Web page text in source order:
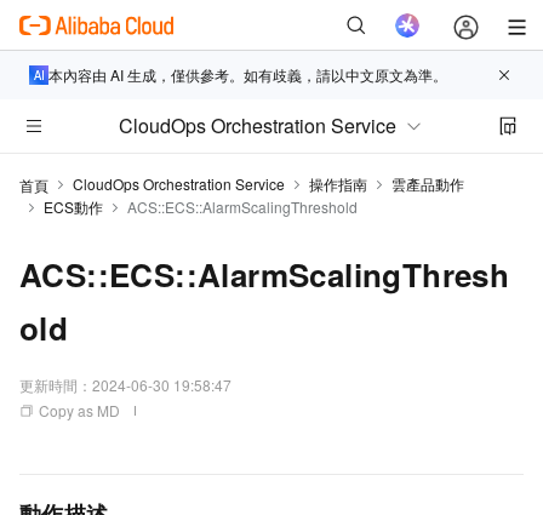
本內容由 AI 生成，僅供參考。如有歧義，請以中文原文為準。
CloudOps Orchestration Service
首頁 CloudOps Orchestration Service 操作指南
雲產品動作
ECS動作
ACS::ECS::AlarmScalingThreshold
ACS::ECS::AlarmScalingThresh
old
更新時間： 2024-06-30 19:58:47
Copy as MD